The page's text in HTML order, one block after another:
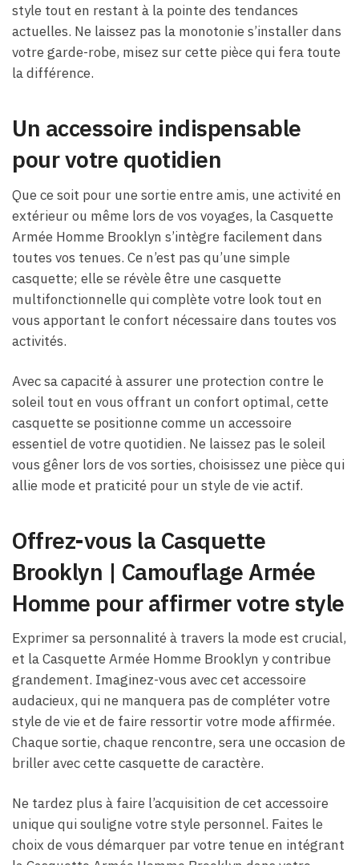
style tout en restant à la pointe des tendances
actuelles. Ne laissez pas la monotonie s’installer dans
votre garde-robe, misez sur cette pièce qui fera toute
la différence.
Un accessoire indispensable
pour votre quotidien
Que ce soit pour une sortie entre amis, une activité en
extérieur ou même lors de vos voyages, la Casquette
Armée Homme Brooklyn s’intègre facilement dans
toutes vos tenues. Ce n’est pas qu’une simple
casquette; elle se révèle être une casquette
multifonctionnelle qui complète votre look tout en
vous apportant le confort nécessaire dans toutes vos
activités.
Avec sa capacité à assurer une protection contre le
soleil tout en vous offrant un confort optimal, cette
casquette se positionne comme un accessoire
essentiel de votre quotidien. Ne laissez pas le soleil
vous gêner lors de vos sorties, choisissez une pièce qui
allie mode et praticité pour un style de vie actif.
Offrez-vous la Casquette
Brooklyn | Camouflage Armée
Homme pour affirmer votre style
Exprimer sa personnalité à travers la mode est crucial,
et la Casquette Armée Homme Brooklyn y contribue
grandement. Imaginez-vous avec cet accessoire
audacieux, qui ne manquera pas de compléter votre
style de vie et de faire ressortir votre mode affirmée.
Chaque sortie, chaque rencontre, sera une occasion de
briller avec cette casquette de caractère.
Ne tardez plus à faire l’acquisition de cet accessoire
unique qui souligne votre style personnel. Faites le
choix de vous démarquer par votre tenue en intégrant